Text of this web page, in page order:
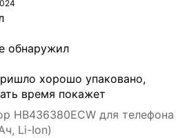
обнаружил
хорошо упаковано,
время покажет
HB436380ECW для телефона
Li-Ion)